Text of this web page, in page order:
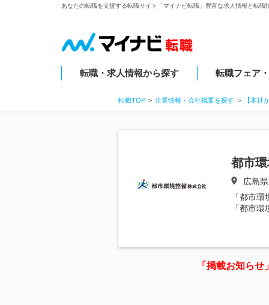
あなたの転職を支援する転職サイト「マイナビ転職」豊富な求人情報と転
転職・求人情報から探す 転職フェア
転職TOP 企業情報・会社概要を探す 【本社
都市
広島
「都市
「都市
「掲載お知ら